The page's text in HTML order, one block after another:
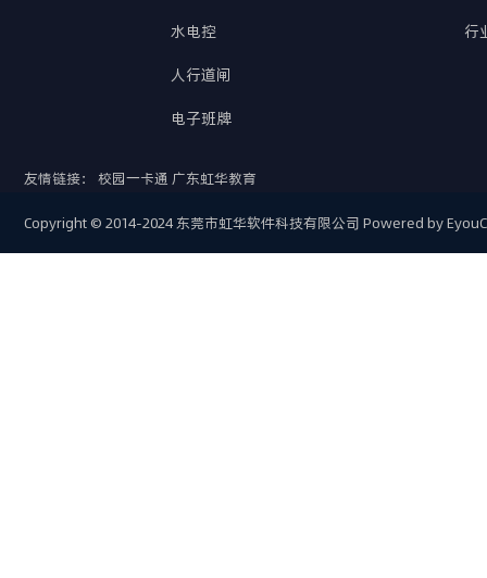
水电控
人行道闸
电子班牌
行
友情链接： 校园一卡通 广东虹华教育
Copyright © 2014-2024 东莞市虹华软件科技有限公司 Powered by